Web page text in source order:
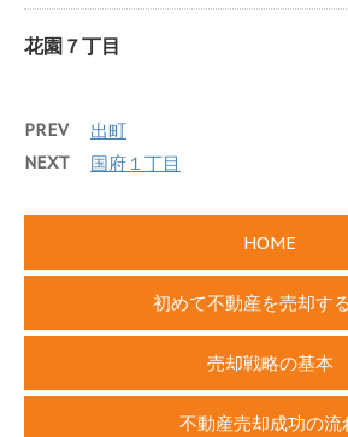
花園７丁目
PREV 出町
NEXT 国府１丁目
HOME
初めて不動産を売却す
売却戦略の基本
不動産売却成功の流